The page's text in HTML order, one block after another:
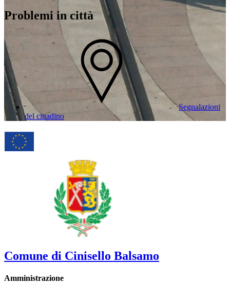
Problemi in città
Segnalazioni
del cittadino
Comune di Cinisello Balsamo
Amministrazione